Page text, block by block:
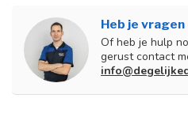
Heb je
Of heb je hulp
gerust contact